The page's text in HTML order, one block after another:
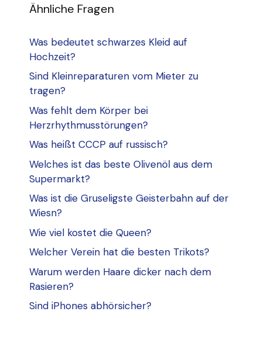
Ähnliche Fragen
Was bedeutet schwarzes Kleid auf
Hochzeit?
Sind Kleinreparaturen vom Mieter zu
tragen?
Was fehlt dem Körper bei
Herzrhythmusstörungen?
Was heißt CCCP auf russisch?
Welches ist das beste Olivenöl aus dem
Supermarkt?
Was ist die Gruseligste Geisterbahn auf der
Wiesn?
Wie viel kostet die Queen?
Welcher Verein hat die besten Trikots?
Warum werden Haare dicker nach dem
Rasieren?
Sind iPhones abhörsicher?